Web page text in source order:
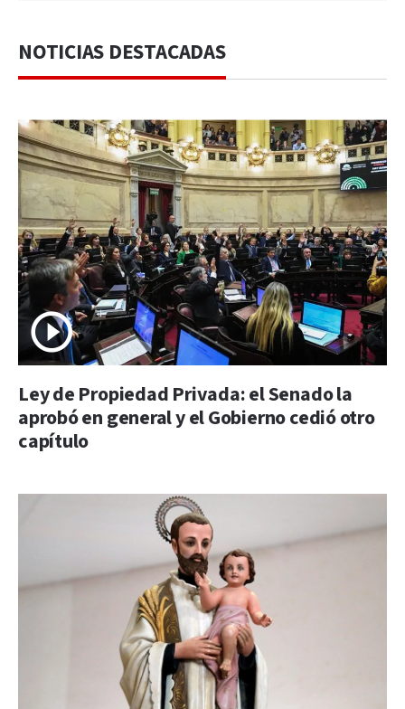
NOTICIAS DESTACADAS
Ley de Propiedad Privada: el Senado la
aprobó en general y el Gobierno cedió otro
capítulo